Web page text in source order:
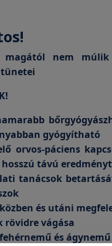
magától nem
gyógyítható
orvos-páciens
hosszú távú
tanácsok
és utáni
rövidre vágása
és